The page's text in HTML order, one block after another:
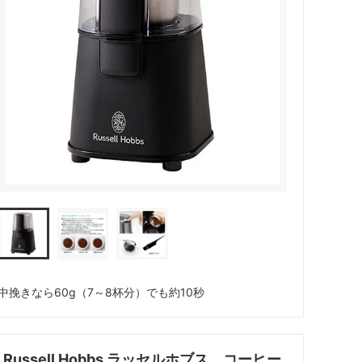
ペーパーレスドリッパー
ドリッパー＆サーバー（キントー）
挽きなら60g（7～8杯分）でも約10秒